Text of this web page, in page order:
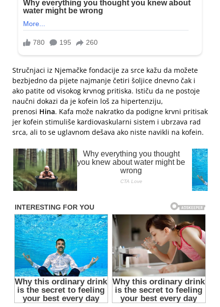
Stručnjaci iz Njemačke fondacije za srce kažu da možete
bezbjedno da pijete najmanje četiri šoljice dnevno čak i
ako patite od visokog krvnog pritiska. Ističu da ne postoje
naučni dokazi da je kofein loš za hipertenziju,
prenosi Hina. Kafa može nakratko da podigne krvni pritisak
jer kofein stimuliše kardiovaskularni sistem i ubrzava rad
srca, ali to se uglavnom dešava ako niste navikli na kofein.